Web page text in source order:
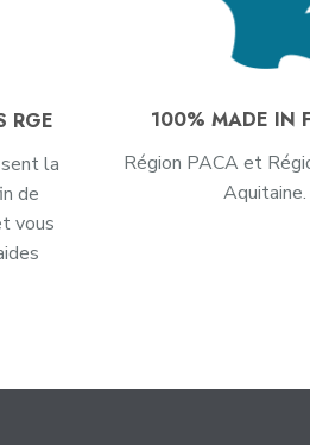
RGE
la
de
vous
100% MADE IN
Région PACA et
Aquitaine.